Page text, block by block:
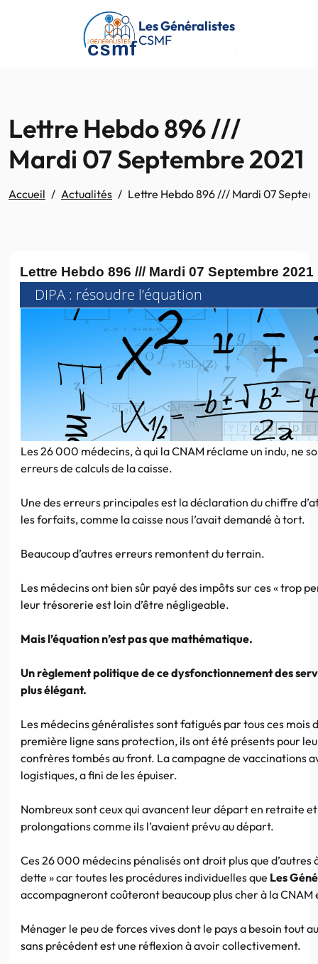
Passer au contenu principal
Les Généralistes
CSMF
Lettre Hebdo 896 ///
Mardi 07 Septembre 2021
Accueil Actualités Lettre Hebdo 896 /// Mardi 07
Lettre Hebdo 896 /// Mardi 07 Septembre 2021
DIPA : résoudre l’équation
Les 26 000 médecins, à qui la CNAM réclame un indu, ne
erreurs de calculs de la caisse.
Une des erreurs principales est la déclaration du chiffre
les forfaits, comme la caisse nous l’avait demandé à tort.
Beaucoup d’autres erreurs remontent du terrain.
Les médecins ont bien sûr payé des impôts sur ces « trop
leur trésorerie est loin d’être négligeable.
Mais l’équation n’est pas que mathématique.
Un règlement politique de ce dysfonctionnement des
plus élégant.
Les médecins généralistes sont fatigués par tous ces mois
première ligne sans protection, ils ont été présents pour
confrères tombés au front. La campagne de vaccinations
logistiques, a fini de les épuiser.
Nombreux sont ceux qui avancent leur départ en retraite
prolongations comme ils l’avaient prévu au départ.
Ces 26 000 médecins pénalisés ont droit plus que d’autres
dette » car toutes les procédures individuelles que Les
accompagneront coûteront beaucoup plus cher à la CNAM
Ménager le peu de forces vives dont le pays a besoin tout
sans précédent est une réflexion à avoir collectivement.